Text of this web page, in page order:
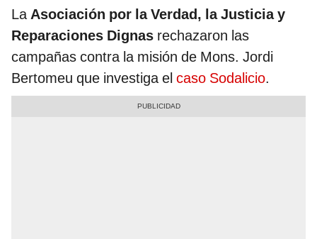
LaAsociación por la Verdad, la Justicia y
Reparaciones Dignas rechazaron las
campañas contra la misión de Mons. Jordi
Bertomeu que investiga el caso Sodalicio.